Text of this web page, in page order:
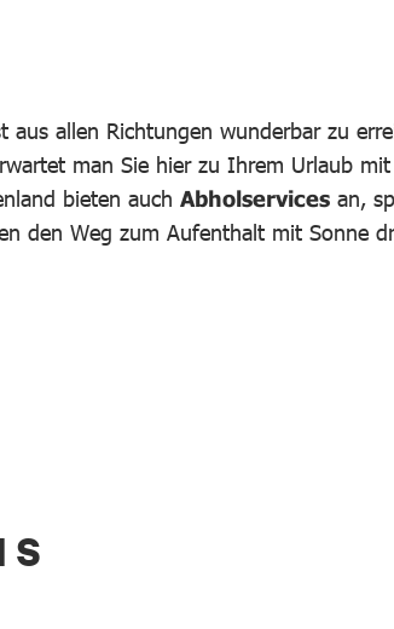
allen Richtungen wunderbar zu
man Sie hier zu Ihrem Urlaub
bieten auch Abholservices an,
den Weg zum Aufenthalt mit Sonne